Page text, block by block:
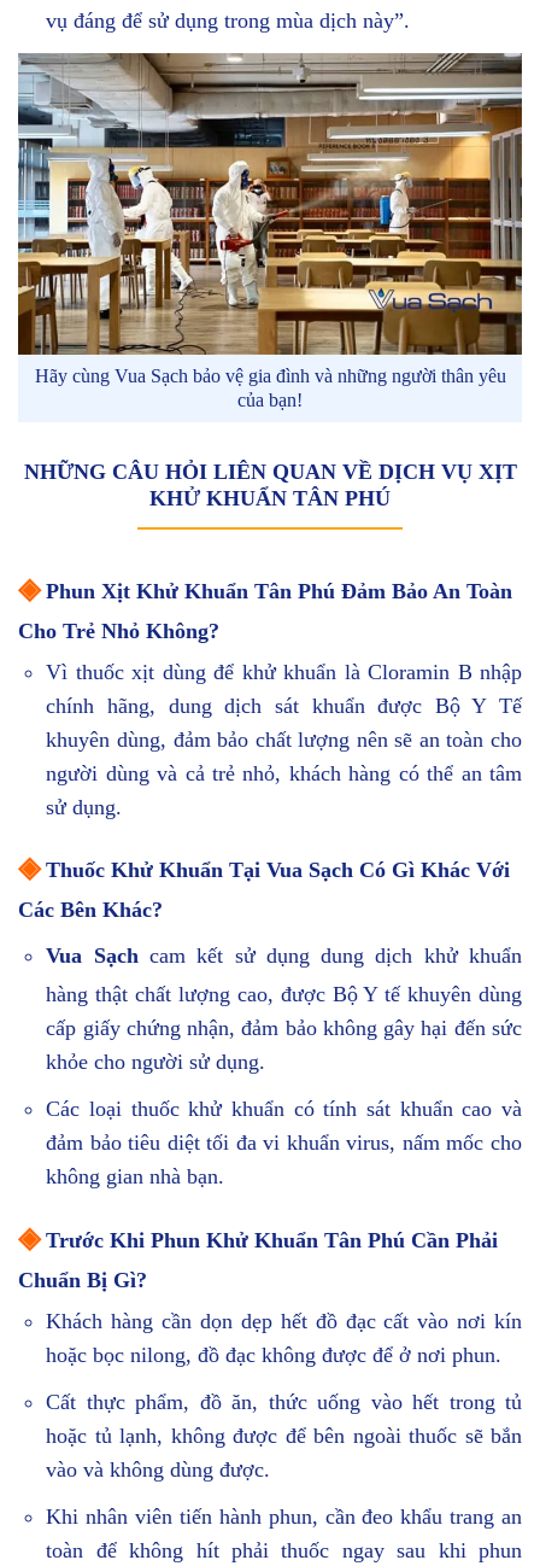
vụ đáng để sử dụng trong mùa dịch này”.
Hãy cùng Vua Sạch bảo vệ gia đình và những người thân yêu
của bạn!
NHỮNG CÂU HỎI LIÊN QUAN VỀ DỊCH VỤ XỊT
KHỬ KHUẨN TÂN PHÚ
◈Phun Xịt Khử Khuẩn Tân Phú Đảm Bảo An Toàn
Cho Trẻ Nhỏ Không?
Vì thuốc xịt dùng để khử khuẩn là Cloramin B nhập
chính hãng, dung dịch sát khuẩn được Bộ Y Tế
khuyên dùng, đảm bảo chất lượng nên sẽ an toàn cho
người dùng và cả trẻ nhỏ, khách hàng có thể an tâm
sử dụng.
◈Thuốc Khử Khuẩn Tại Vua Sạch Có Gì Khác Với
Các Bên Khác?
Vua Sạchcam kết sử dụng dung dịch khử khuẩn
hàng thật chất lượng cao, được Bộ Y tế khuyên dùng
cấp giấy chứng nhận, đảm bảo không gây hại đến sức
khỏe cho người sử dụng.
Các loại thuốc khử khuẩn có tính sát khuẩn cao và
đảm bảo tiêu diệt tối đa vi khuẩn virus, nấm mốc cho
không gian nhà bạn.
◈Trước Khi Phun Khử Khuẩn Tân Phú Cần Phải
Chuẩn Bị Gì?
Khách hàng cần dọn dẹp hết đồ đạc cất vào nơi kín
hoặc bọc nilong, đồ đạc không được để ở nơi phun.
Cất thực phẩm, đồ ăn, thức uống vào hết trong tủ
hoặc tủ lạnh, không được để bên ngoài thuốc sẽ bắn
vào và không dùng được.
Khi nhân viên tiến hành phun, cần đeo khẩu trang an
toàn để không hít phải thuốc ngay sau khi phun